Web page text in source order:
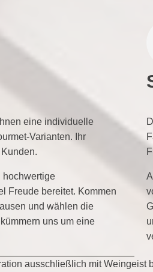
eine individuelle
Varianten. Ihr
hochwertige
Freude bereitet. Kommen
und wählen die
uns um eine
ausschließlich mit